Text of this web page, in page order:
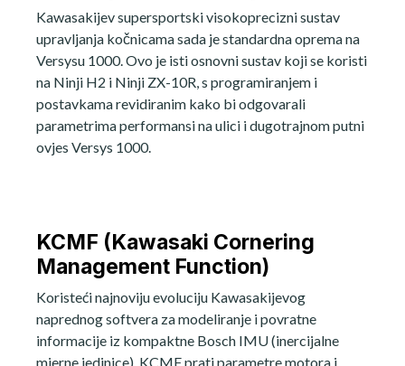
Kawasakijev supersportski visokoprecizni sustav
upravljanja kočnicama sada je standardna oprema na
Versysu 1000. Ovo je isti osnovni sustav koji se koristi
na Ninji H2 i Ninji ZX-10R, s programiranjem i
postavkama revidiranim kako bi odgovarali
parametrima performansi na ulici i dugotrajnom putni
ovjes Versys 1000.
KCMF (Kawasaki Cornering
Management Function)
Koristeći najnoviju evoluciju Kawasakijevog
naprednog softvera za modeliranje i povratne
informacije iz kompaktne Bosch IMU (inercijalne
mjerne jedinice), KCMF prati parametre motora i